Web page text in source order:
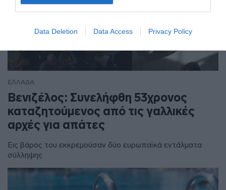
Data Deletion Data Access Privacy Policy
ΕΛΛΑΔΑ
Βενιζέλος: Συνελήφθη 53χρονος
καταζητούμενος από τις γαλλικές
αρχές για απάτες
Εις βάρος του εκκρεμούσαν δύο ευρωπαϊκά εντάλματα
σύλληψης